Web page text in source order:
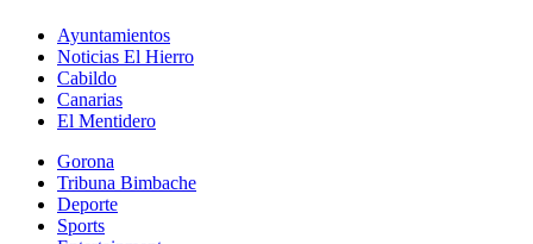
Ayuntamientos
Noticias El Hierro
Cabildo
Canarias
El Mentidero
Gorona
Tribuna Bimbache
Deporte
Sports